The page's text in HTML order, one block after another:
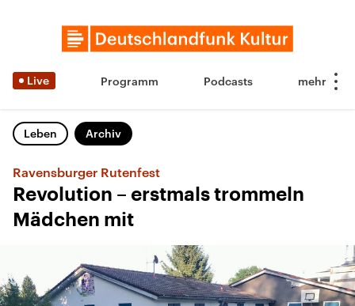
Live Programm Podcasts
Leben Archiv
Ravensburger Rutenfest
Revolution – erstmals trommeln
Mädchen mit